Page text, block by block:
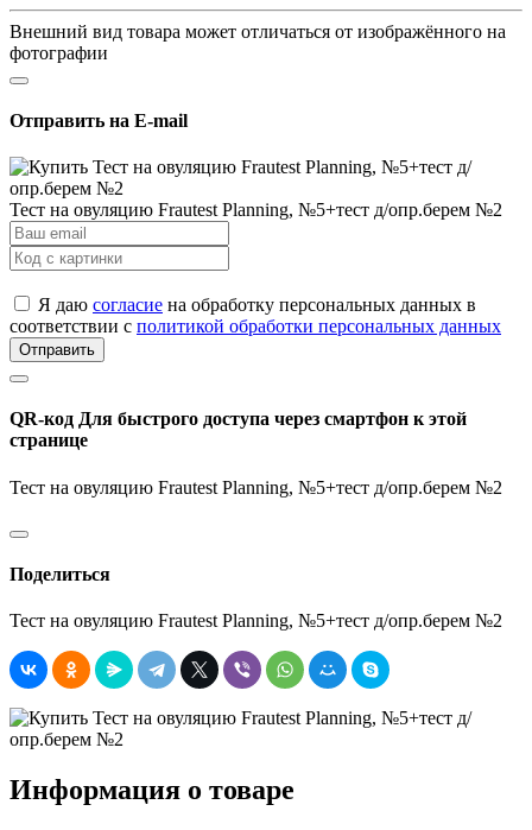
Внешний вид товара может отличаться от изображённого на
фотографии
Отправить на E-mail
Тест на овуляцию Frautest Planning, №5+тест д/опр.берем №2
Я даю согласие на обработку персональных данных в
соответствии с политикой обработки персональных данных
Отправить
QR-код Для быстрого доступа через смартфон к этой
странице
Тест на овуляцию Frautest Planning, №5+тест д/опр.берем №2
Поделиться
Тест на овуляцию Frautest Planning, №5+тест д/опр.берем №2
Информация о товаре